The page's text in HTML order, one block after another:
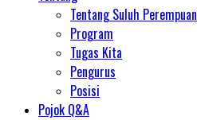
Tentang Suluh Perempuan
Program
Tugas Kita
Pengurus
Posisi
Pojok Q&A